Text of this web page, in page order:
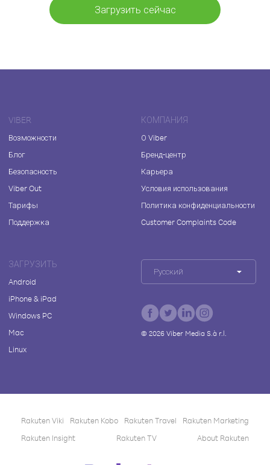
Загрузить сейчас
VIBER
Возможности
Блог
Безопасность
Viber Out
Тарифы
Поддержка
КОМПАНИЯ
О Viber
Бренд-центр
Карьера
Условия использования
Политика конфиденциальности
Customer Complaints Code
ЗАГРУЗИТЬ
Android
iPhone & iPad
Windows PC
Mac
Linux
Русский
© 2026Viber Media S.à r.l.
Rakuten Viki Rakuten Kobo Rakuten Travel
Rakuten Marketing
Rakuten Insight
Rakuten TV About Rakuten